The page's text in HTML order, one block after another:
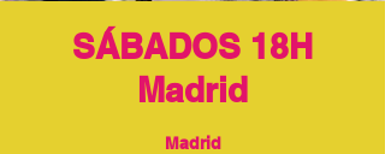
SÁBADOS 18H
Madrid
Madrid